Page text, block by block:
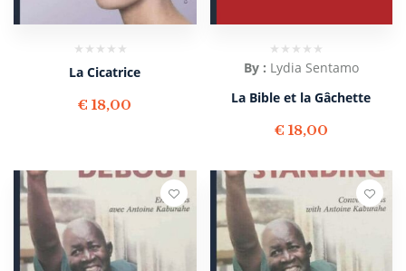
La Cicatrice
€ 18,00
By : Lydia Sentamo
La Bible et la Gâchette
€ 18,00